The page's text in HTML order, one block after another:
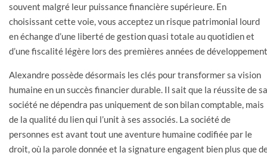
souvent malgré leur puissance financière supérieure. En
choisissant cette voie, vous acceptez un risque patrimonial lourd
en échange d’une liberté de gestion quasi totale au quotidien et
d’une fiscalité légère lors des premières années de
Alexandre possède désormais les clés pour transformer sa vision
humaine en un succès financier durable. Il sait que la réussite de sa
société ne dépendra pas uniquement de son bilan comptable, mais
de la qualité du lien qui l’unit à ses associés. La société de
personnes est avant tout une aventure humaine codifiée par le
droit, où la parole donnée et la signature engagent bien plus que